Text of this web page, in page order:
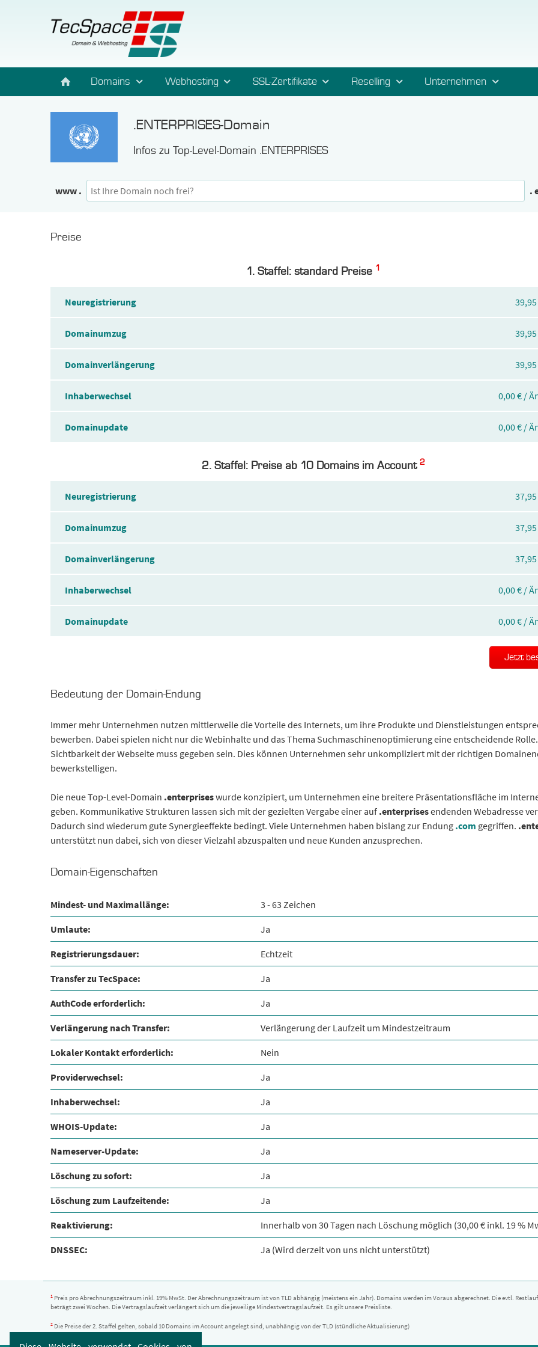
Domains Webhosting SSL-Zertifikate Reselling Unternehmen
.ENTERPRISES-Domain
Infos zu Top-Level-Domain .ENTERPRISES
www . .
Preise
1. Staffel: standard Preise 1
Neuregistrierung
Domainumzug
Domainverlängerung
Inhaberwechsel 0,00 € /
Domainupdate 0,00 € /
2. Staffel: Preise ab 10 Domains im Account 2
Neuregistrierung
Domainumzug
Domainverlängerung
Inhaberwechsel 0,00 € /
Domainupdate 0,00 € /
Jetzt
Bedeutung der Domain-Endung
Immer mehr Unternehmen nutzen mittlerweile die Vorteile des Internets, um ihre Produkte und Dienstleistungen
bewerben. Dabei spielen nicht nur die Webinhalte und das Thema Suchmaschinenoptimierung eine entscheidende
Sichtbarkeit der Webseite muss gegeben sein. Dies können Unternehmen sehr unkompliziert mit der richtigen
bewerkstelligen.
Die neue Top-Level-Domain .enterpriseswurde konzipiert, um Unternehmen eine breitere Präsentationsfläche im
geben. Kommunikative Strukturen lassen sich mit der gezielten Vergabe einer auf .enterprisesendenden Webadresse
Dadurch sind wiederum gute Synergieeffekte bedingt. Viele Unternehmen haben bislang zur Endung .com gegriffen.
unterstützt nun dabei, sich von dieser Vielzahl abzuspalten und neue Kunden anzusprechen.
Domain-Eigenschaften
Mindest- und Maximallänge: 3 - 63 Zeichen
Umlaute: Ja
Registrierungsdauer: Echtzeit
Transfer zu TecSpace: Ja
AuthCode erforderlich: Ja
Verlängerung nach Transfer: Verlängerung der Laufzeit um Mindestzeitraum
Lokaler Kontakt erforderlich: Nein
Providerwechsel: Ja
Inhaberwechsel: Ja
WHOIS-Update: Ja
Nameserver-Update: Ja
Löschung zu sofort: Ja
Löschung zum Laufzeitende: Ja
Reaktivierung: Innerhalb von 30 Tagen nach Löschung möglich (30,00 € inkl. 19 %
DNSSEC: Ja (Wird derzeit von uns nicht unterstützt)
1 Preis pro Abrechnungszeitraum inkl. 19% MwSt. Der Abrechnungszeitraum ist von TLD abhängig (meistens ein Jahr). Domains werden im Voraus abgerechnet. Die evtl.
beträgt zwei Wochen. Die Vertragslaufzeit verlängert sich um die jeweilige Mindestvertragslaufzeit. Es gilt unsere Preisliste.
2 Die Preise der 2. Staffel gelten, sobald 10 Domains im Account angelegt sind, unabhängig von der TLD (stündliche Aktualisierung)